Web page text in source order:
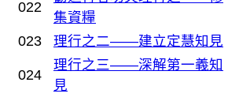
022
集資糧
023 理行之二——建立定慧知見
024
理行之三——深解第一義知
見